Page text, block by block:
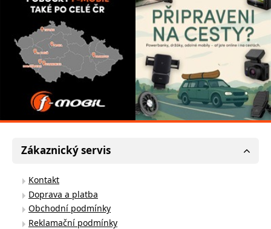
Zákaznický servis
Kontakt
Doprava a platba
Obchodní podmínky
Reklamační podmínky